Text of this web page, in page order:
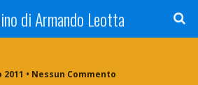
di Armando Leotta
2011 • Nessun Commento